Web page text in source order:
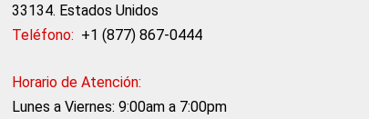
33134. Estados Unidos
Teléfono: +1 (877) 867-0444
Horario de Atención:
Lunes a Viernes: 9:00am a 7:00pm